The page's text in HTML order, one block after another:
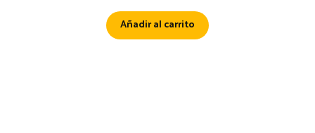
Añadir al carrito